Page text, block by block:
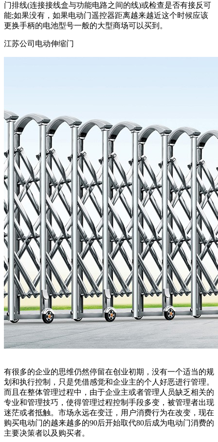
门排线(连接接线盒与功能电路之间的线)或检查是否有接反可
能;如果没有，如果电动门遥控器距离越来越近这个时候应该
更换手柄的电池型号一般的大型商场可以买到。
江苏公司电动伸缩门
有很多的企业的思维仍然停留在创业初期，没有一个适当的规
划和执行控制，只是凭借感觉和企业主的个人好恶进行管理。
而且在整体管理过程中，由于企业主或者管理人员缺乏相关的
专业和管理技巧，使得管理过程控制手段多变，被管理者出现
迷茫或者抵触。市场永远在变迁，用户消费行为在改变，现在
购买电动门的越来越多的90后开始取代80后成为电动门消费的
主要决策者以及购买者。